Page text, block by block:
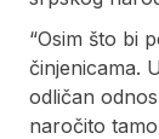
“Osim što bi
činjenicama.
odličan
naročito